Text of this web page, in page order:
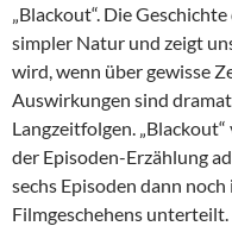
„Blackout“. Die
simpler Natur und zeigt
wird, wenn über gewisse
Auswirkungen sind
Langzeitfolgen.
der Episoden-Erzählung
sechs Episoden dann
Filmgeschehens unterteilt.